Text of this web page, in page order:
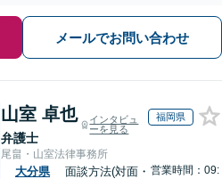
メールでお問い合わせ
山室 卓也
弁護士
インタビュ
ーを見る
福岡県
尾畠・山室法律事務所
大分県
面談方法(対面・ 営業時間：09: